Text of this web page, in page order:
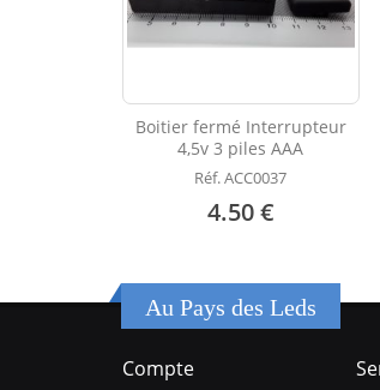
Boitier fermé Interrupteur
4,5v 3 piles AAA
Réf. ACC0037
4.50 €
Au Pays des Leds
Compte